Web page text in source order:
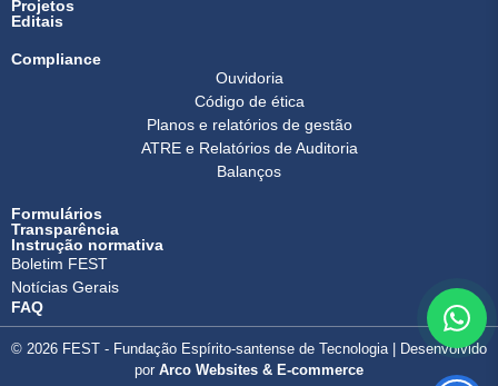
Projetos
Editais
Compliance
Ouvidoria
Código de ética
Planos e relatórios de gestão
ATRE e Relatórios de Auditoria
Balanços
Formulários
Transparência
Instrução normativa
Boletim FEST
Notícias Gerais
FAQ
© 2026 FEST - Fundação Espírito-santense de Tecnologia | Desenvolvido
por Arco Websites & E-commerce